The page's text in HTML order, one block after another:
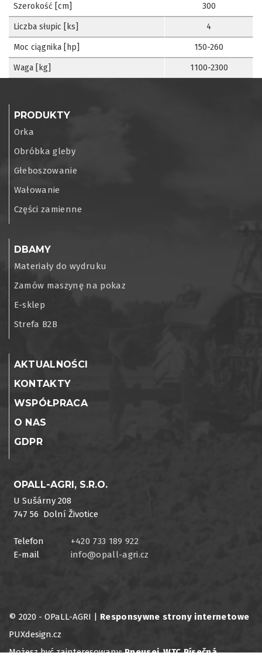
300
4
150-260
1100-2300
Szerokość [cm]
Liczba słupic [ks]
Moc ciągnika [hp]
Waga [kg]
PRODUKTY
Orka
Obróbka gleby
Głeboszowanie
Wałowanie
Części zamienne
DBAMY
Materiały do wydruku
Zamów maszynę na pokaz
E-sklep
Strefa B2B
AKTUALNOŚCI
KONTAKTY
WSPÓŁPRACA
O NAS
GDPR
OPALL-AGRI, S.R.O.
U Sušárny 208
747 56 Dolní Životice
Telefon
+420 733 189 922
E-mail
info@opall-agri.cz
© 2020 - OPaLL-AGRI | Responsywne strony internetowe
PUXdesign.cz
Możesz być zainteresowany:Pneusej,WTC Písečná